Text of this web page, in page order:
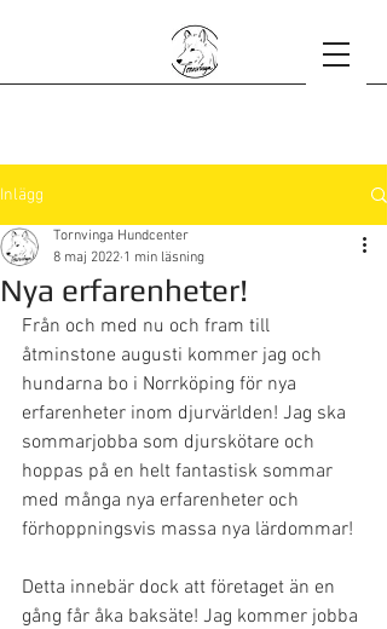
Inlägg
Nya erfarenheter!
Tornvinga Hundcenter
8 maj 2022 1 min läsning
Från och med nu och fram till
åtminstone augusti kommer jag och
hundarna bo i Norrköping för nya
erfarenheter inom djurvärlden! Jag ska
sommarjobba som djurskötare och
hoppas på en helt fantastisk sommar
med många nya erfarenheter och
förhoppningsvis massa nya lärdommar!
Detta innebär dock att företaget än en
gång får åka baksäte! Jag kommer jobba